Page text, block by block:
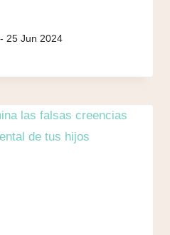
25 Jun 2024